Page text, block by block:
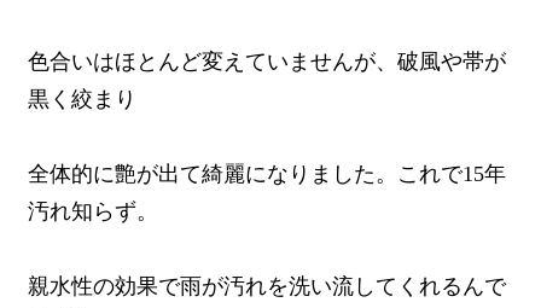
色合いはほとんど変えていませんが、破風や帯が
黒く絞まり
全体的に艶が出て綺麗になりました。これで15年
汚れ知らず。
親水性の効果で雨が汚れを洗い流してくれるんで